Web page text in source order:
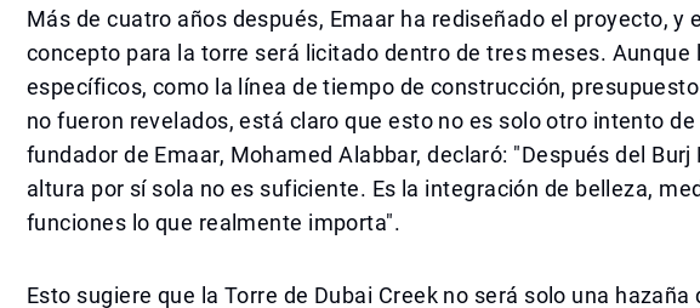
Más de cuatro años después, Emaar ha rediseñado el proyecto, y
concepto para la torre será licitado dentro de tres meses. Aunque
específicos, como la línea de tiempo de construcción,
no fueron revelados, está claro que esto no es solo otro intento de
fundador de Emaar, Mohamed Alabbar, declaró: "Después del Burj
altura por sí sola no es suficiente. Es la integración de belleza,
funciones lo que realmente importa".
Esto sugiere que la Torre de Dubai Creek no será solo una hazaña